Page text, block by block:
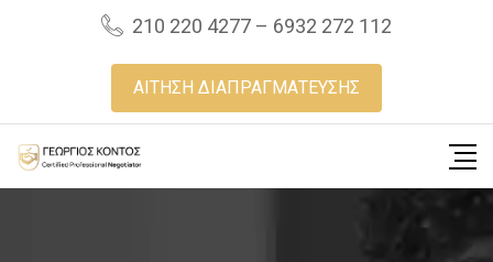
210 220 4277 – 6932 272 112
ΑΙΤΗΣΗ ΔΙΑΠΡΑΓΜΑΤΕΥΣΗΣ